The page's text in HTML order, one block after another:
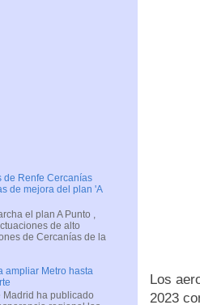
Los
2023
de Renfe Cercanías
de mejora del plan 'A
el plan A Punto ,
de alto
de Cercanías de la
ampliar Metro hasta
Madrid ha publicado